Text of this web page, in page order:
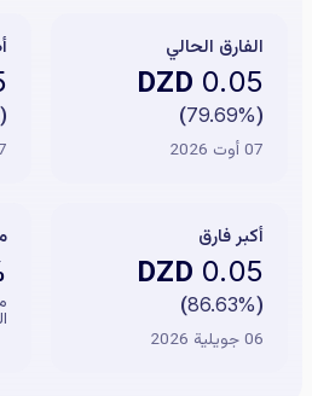
الفارق الحالي
0.05
(
79.69%
)
07 أوت 2026
(
27
أكبر فارق
0.05
(
86.63%
)
06 جويلية 2026